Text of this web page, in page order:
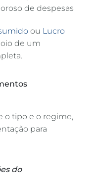
de despesas
ou Lucro
de um
o tipo e o regime,
para
do